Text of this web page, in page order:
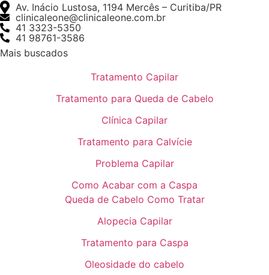
Av. Inácio Lustosa, 1194 Mercês – Curitiba/PR
clinicaleone@clinicaleone.com.br
41 3323-5350
41 98761-3586
Mais buscados
Tratamento Capilar
Tratamento para Queda de Cabelo
Clínica Capilar
Tratamento para Calvície
Problema Capilar
Como Acabar com a Caspa
Queda de Cabelo Como Tratar
Alopecia Capilar
Tratamento para Caspa
Oleosidade do cabelo